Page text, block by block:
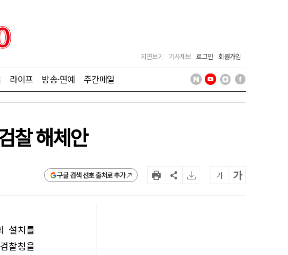
지면보기 기사제보 로그인 회원가입
라이프 방송·연예 주간매일
찰 해체안
구글 검색 선호 출처로 추가 가 가
설치를
찰청을